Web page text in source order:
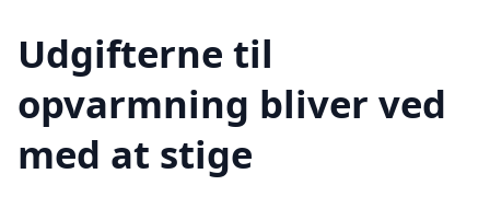
Udgifterne til
opvarmning bliver ved
med at stige